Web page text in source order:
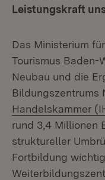
Leistungskraft
Das Ministerium
Tourismus Baden-
Neubau und die
Bildungszentrums
Handelskammer
rund 3,4 Millionen
struktureller
Fortbildung